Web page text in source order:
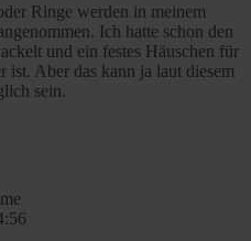
Ringe werden in meinem
Ich hatte schon den
und ein festes Häuschen für
ist. Aber das kann ja laut diesem
sein.